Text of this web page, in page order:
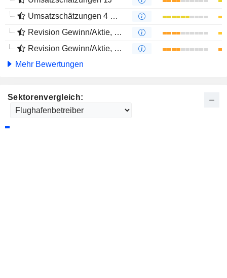
Umsatzschätzungen 4 Monate
Revision Gewinn/Aktie, 1 Jahr
Revision Gewinn/Aktie, 4 Monate
Mehr Bewertungen
Sektorenvergleich: